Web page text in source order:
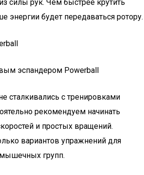
силы рук. Чем быстрее крутить
энергии будет передаваться ротору.
эспандером Powerball
сталкивались с тренировками
рекомендуем начинать
и простых вращений.
вариантов упражнений для
групп.